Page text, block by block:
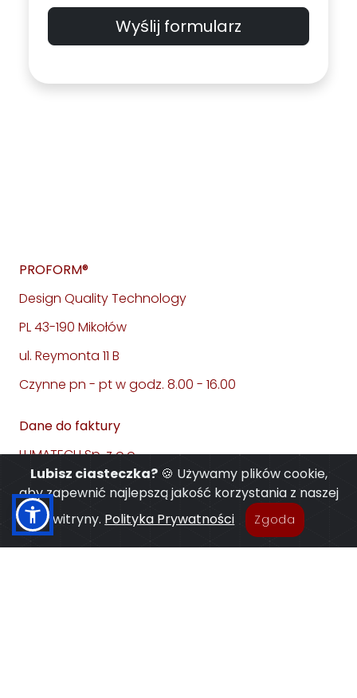
Wyślij formularz
PROFORM®
Design Quality Technology
PL 43-190 Mikołów
ul. Reymonta 11 B
Czynne pn - pt w godz. 8.00 - 16.00
Dane do faktury
LUMATECH Sp. z o.o.
PL 43-190 MIKOŁÓW
ul. Żwirki i Wigury 65 F
NIP: 6351838996
Lubisz ciasteczka?🍪 Używamy plików cookie,
aby zapewnić najlepszą jakość korzystania z naszej
witryny. Polityka Prywatności Zgoda